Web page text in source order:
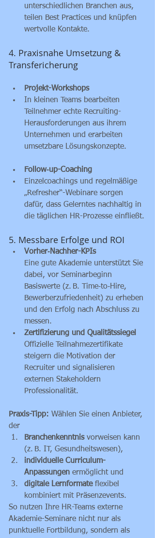
unterschiedlichen Branchen aus,
teilen Best Practices und knüpfen
wertvolle Kontakte.
4. Praxisnahe Umsetzung &
Transfericherung
Projekt-Workshops
In kleinen Teams bearbeiten
Teilnehmer echte Recruiting-
Heraus­forderungen aus ihrem
Unternehmen und erarbeiten
umsetzbare Lösungskonzepte.
Follow‑up-Coaching
Einzelcoachings und regelmäßige
„Refresher“-Webinare sorgen
dafür, dass Gelerntes nachhaltig in
die täglichen HR-Prozesse einfließt.
5. Messbare Erfolge und ROI
Vorher‑Nachher-KPIs
Eine gute Akademie unterstützt Sie
dabei, vor Seminarbeginn
Basiswerte (z. B. Time‑to‑Hire,
Bewerberzufriedenheit) zu erheben
und den Erfolg nach Abschluss zu
messen.
Zertifizierung und Qualitätssiegel
Offizielle Teilnahme­zertifikate
steigern die Motivation der
Recruiter und signalisieren
externen Stakeholdern
Professionalität.
Praxis-Tipp: Wählen Sie einen Anbieter,
der
Branchenkenntnis vorweisen kann
(z. B. IT, Gesundheitswesen),
individuelle Curriculum-
Anpassungen ermöglicht und
digitale Lernformate flexibel
kombiniert mit Präsenzevents.
So nutzen Ihre HR-Teams externe
Akademie-Seminare nicht nur als
punktuelle Fortbildung, sondern als